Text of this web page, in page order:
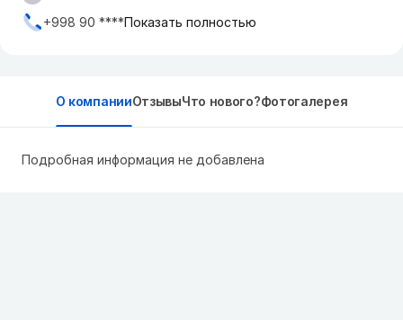
+998 90 ****Показать полностью
О компанииОтзывыЧто нового?Фотогалерея
Подробная информация не добавлена